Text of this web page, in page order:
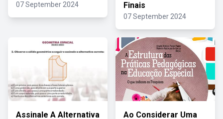
07 September 2024
Finais
07 September 2024
Assinale A Alternativa Ao Considerar Uma